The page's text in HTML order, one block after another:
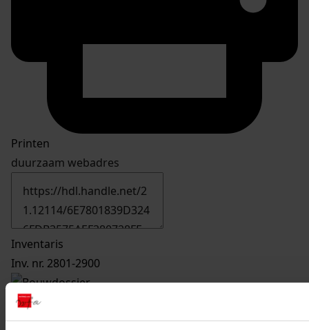
Printen
duurzaam webadres
Inventaris
Inv. nr. 2801-2900
2842Vernieuwen vergroten van schuur, 1991-1992
Datering: